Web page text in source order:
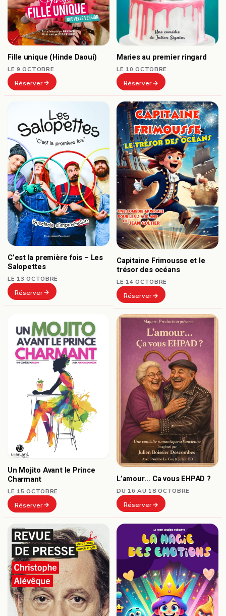
Fille unique (Hinde Daoui)
LE 9 OCTOBRE
Réserver
Maries au premier ringard
LE 10 OCTOBRE
Réserver
C’est la première fois – Les
Salopettes
LE 13 OCTOBRE
Réserver
Capitaine Frimousse et le
trésor des océans
LE 14 OCTOBRE
Réserver
Un Mojito Avant le Prince
Charmant
LE 15 OCTOBRE
Réserver
L’amour… Ca vous EHPAD ?
DU 16 AU 18 OCTOBRE
Réserver